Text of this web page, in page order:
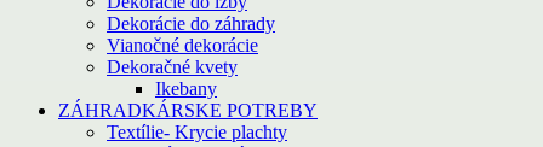
Dekorácie do záhrady
Vianočné dekorácie
Dekoračné kvety
Ikebany
ZÁHRADKÁRSKE POTREBY
Textílie- Krycie plachty